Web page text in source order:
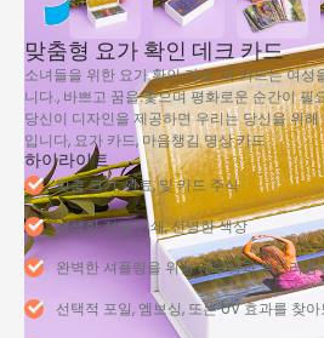
맞춤형 요가 확인 데크 카드
소녀들을 위한 요가 확인 카드. 이 카드는 여성
니다., 바쁘고 꿈을 쫓으며 평화로운 순간이 필
당신이 디자인을 제공하면 우리는 당신을 위
입니다, 요가 카드, 마음챙김 명상 카드
하이라이트
맞춤 크기, 완료, 및 카드 주식
생생한 정밀 인쇄, 선명한 색상
완벽한 셔플링을 위한 내구성과 부드러움
선택적 포일, 엠보싱, 또는 UV 효과를 찾